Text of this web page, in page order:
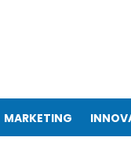
MARKETING